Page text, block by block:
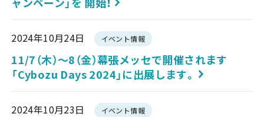
2024年10月24日 イベント情報
11/7（木）～8（金）幕張メッセで開催されます
「Cybozu Days 2024」に出展します。
2024年10月23日 イベント情報